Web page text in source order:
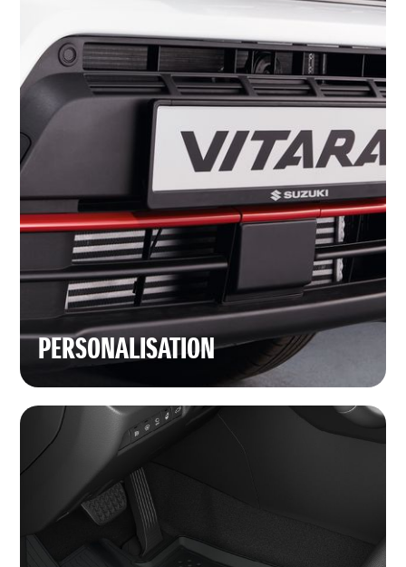
PERSONALISATION